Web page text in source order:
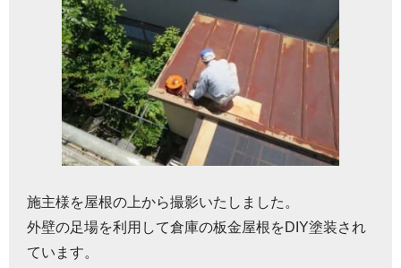
施主様を屋根の上から撮影いたしました。
外壁の足場を利用して倉庫の板金屋根をDIY塗装され
ています。